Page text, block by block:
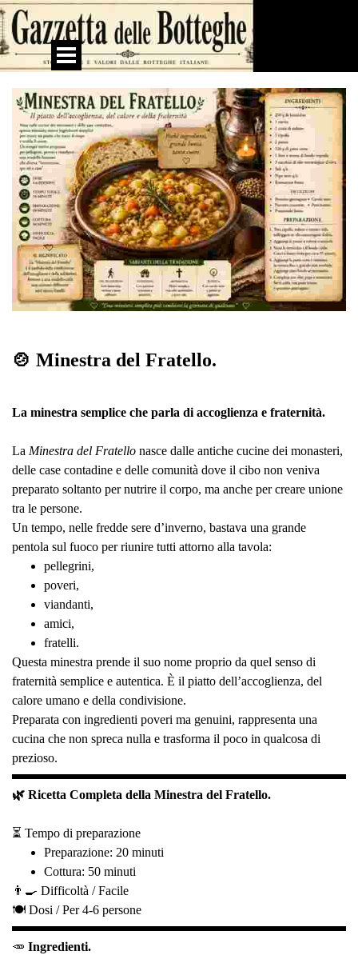
Vai ai contenuti
Salta menù
🍲 Minestra del Fratello.
La minestra semplice che parla di accoglienza e fraternità.
La Minestra del Fratello nasce dalle antiche cucine dei monasteri,
delle case contadine e delle comunità dove il cibo non veniva
preparato soltanto per nutrire il corpo, ma anche per creare unione
tra le persone.
Un tempo, nelle fredde sere d’inverno, bastava una grande
pentola sul fuoco per riunire tutti attorno alla tavola:
pellegrini,
poveri,
viandanti,
amici,
fratelli.
Questa minestra prende il suo nome proprio da quel senso di
fraternità semplice e autentica. È il piatto dell’accoglienza, del
calore umano e della condivisione.
Preparata con ingredienti poveri ma genuini, rappresenta una
cucina che non spreca nulla e trasforma il poco in qualcosa di
prezioso.
🌿 Ricetta Completa della Minestra del Fratello.
⏳ Tempo di preparazione
Preparazione: 20 minuti
Cottura: 50 minuti
👨‍🍳 Difficoltà /Facile
🍽️ Dosi /Per 4-6 persone
🥕 Ingredienti.